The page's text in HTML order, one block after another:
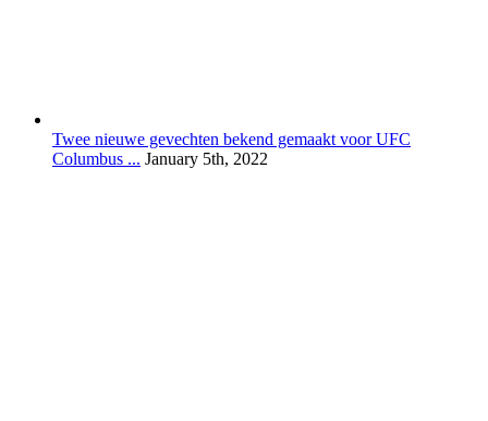
Twee nieuwe gevechten bekend gemaakt voor UFC
Columbus ... January 5th, 2022